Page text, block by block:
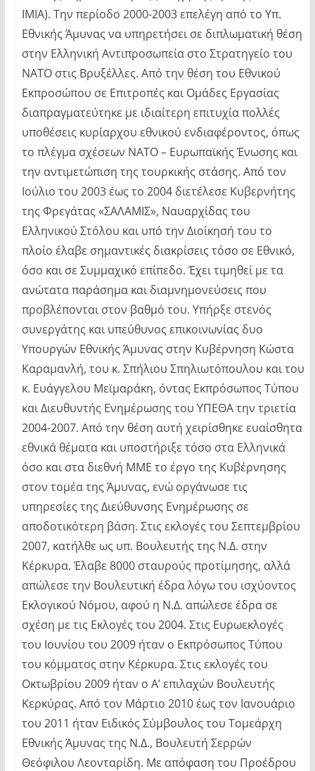
ΙΜΙΑ). Την περίοδο 2000-2003 επελέγη από το Υπ.
Εθνικής Άμυνας να υπηρετήσει σε διπλωματική θέση
στην Ελληνική Αντιπροσωπεία στο Στρατηγείο του
ΝΑΤΟ στις Βρυξέλλες. Από την θέση του Εθνικού
Εκπροσώπου σε Επιτροπές και Ομάδες Εργασίας
διαπραγματεύτηκε με ιδιαίτερη επιτυχία πολλές
υποθέσεις κυρίαρχου εθνικού ενδιαφέροντος, όπως
το πλέγμα σχέσεων ΝΑΤΟ – Ευρωπαϊκής Ένωσης και
την αντιμετώπιση της τουρκικής στάσης. Από τον
Ιούλιο του 2003 έως το 2004 διετέλεσε Κυβερνήτης
της Φρεγάτας «ΣΑΛΑΜΙΣ», Ναυαρχίδας του
Ελληνικού Στόλου και υπό την Διοίκησή του το
πλοίο έλαβε σημαντικές διακρίσεις τόσο σε Εθνικό,
όσο και σε Συμμαχικό επίπεδο. Έχει τιμηθεί με τα
ανώτατα παράσημα και διαμνημονεύσεις που
προβλέπονται στον βαθμό του. Υπήρξε στενός
συνεργάτης και υπεύθυνος επικοινωνίας δυο
Υπουργών Εθνικής Άμυνας στην Κυβέρνηση Κώστα
Καραμανλή, του κ. Σπήλιου Σπηλιωτόπουλου και του
κ. Ευάγγελου Μεϊμαράκη, όντας Εκπρόσωπος Τύπου
και Διευθυντής Ενημέρωσης του ΥΠΕΘΑ την τριετία
2004-2007. Από την θέση αυτή χειρίσθηκε ευαίσθητα
εθνικά θέματα και υποστήριξε τόσο στα Ελληνικά
όσο και στα διεθνή ΜΜΕ το έργο της Κυβέρνησης
στον τομέα της Άμυνας, ενώ οργάνωσε τις
υπηρεσίες της Διεύθυνσης Ενημέρωσης σε
αποδοτικότερη βάση. Στις εκλογές του Σεπτεμβρίου
2007, κατήλθε ως υπ. Βουλευτής της Ν.Δ. στην
Κέρκυρα. Έλαβε 8000 σταυρούς προτίμησης, αλλά
απώλεσε την Βουλευτική έδρα λόγω του ισχύοντος
Εκλογικού Νόμου, αφού η Ν.Δ. απώλεσε έδρα σε
σχέση με τις Εκλογές του 2004. Στις Ευρωεκλογές
του Ιουνίου του 2009 ήταν ο Εκπρόσωπος Τύπου
του κόμματος στην Κέρκυρα. Στις εκλογές του
Οκτωβρίου 2009 ήταν ο Α’ επιλαχών Βουλευτής
Κερκύρας. Από τον Μάρτιο 2010 έως τον Ιανουάριο
του 2011 ήταν Ειδικός Σύμβουλος του Τομεάρχη
Εθνικής Άμυνας της Ν.Δ., Βουλευτή Σερρών
Θεόφιλου Λεονταρίδη. Με απόφαση του Προέδρου